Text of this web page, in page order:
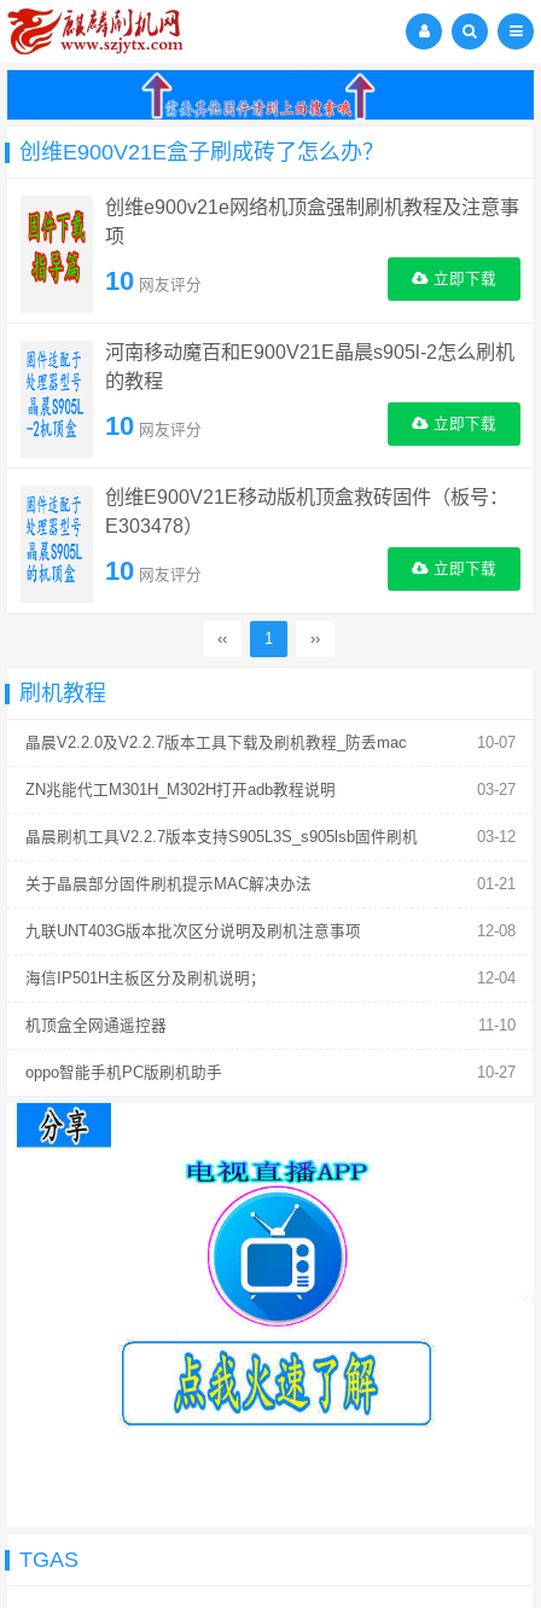
创维E900V21E盒子刷成砖了怎么办？
创维e900v21e网络机顶盒强制刷机教程及注意事
项
10 网友评分 立即下载
河南移动魔百和E900V21E晶晨s905l-2怎么刷机
的教程
10 网友评分 立即下载
创维E900V21E移动版机顶盒救砖固件（板号：
E303478）
10 网友评分 立即下载
‹‹ 1 ››
刷机教程
10-07
晶晨V2.2.0及V2.2.7版本工具下载及刷机教程_防丢mac
03-27
ZN兆能代工M301H_M302H打开adb教程说明
03-12
晶晨刷机工具V2.2.7版本支持S905L3S_s905lsb固件刷机
01-21
关于晶晨部分固件刷机提示MAC解决办法
12-08
九联UNT403G版本批次区分说明及刷机注意事项
12-04
海信IP501H主板区分及刷机说明；
11-10
机顶盒全网通遥控器
10-27
oppo智能手机PC版刷机助手
TGAS